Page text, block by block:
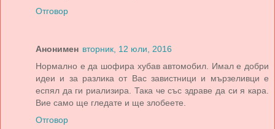
Отговор
Анонимен вторник, 12 юли, 2016
Нормално е да шофира хубав автомобил. Имал е добри
идеи и за разлика от Вас завистници и мързеливци е
еспял да ги риализира. Така че със здраве да си я кара.
Вие само ще гледате и ще злобеете.
Отговор